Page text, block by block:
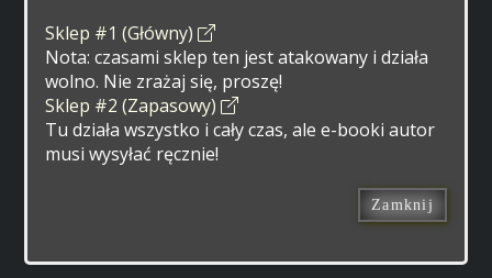
Sklep #1 (Główny)
Nota: czasami sklep ten jest atakowany i działa
wolno. Nie zrażaj się, proszę!
Sklep #2 (Zapasowy)
Tu działa wszystko i cały czas, ale e-booki autor
musi wysyłać ręcznie!
Zamknij